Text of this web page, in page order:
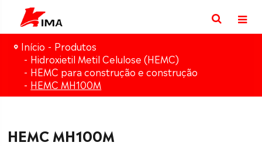
Início
Produtos
Hidroxietil Metil Celulose (HEMC)
HEMC para construção e construção
HEMC MH100M
HEMC MH100M